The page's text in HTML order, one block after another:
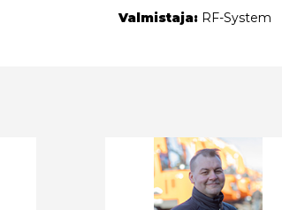
Valmistaja: RF-System